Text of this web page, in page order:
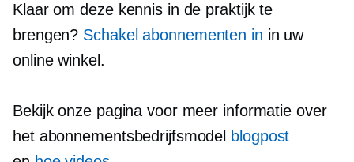
Klaar om deze kennis in de praktijk te
brengen? Schakel abonnementen in in uw
online winkel.
Bekijk onze pagina voor meer informatie over
het abonnementsbedrijfsmodel blogpost